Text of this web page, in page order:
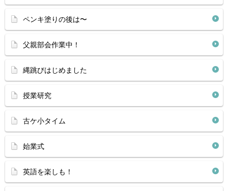
ペンキ塗りの後は〜
父親部会作業中！
縄跳びはじめました
授業研究
古ケ小タイム
始業式
英語を楽しも！